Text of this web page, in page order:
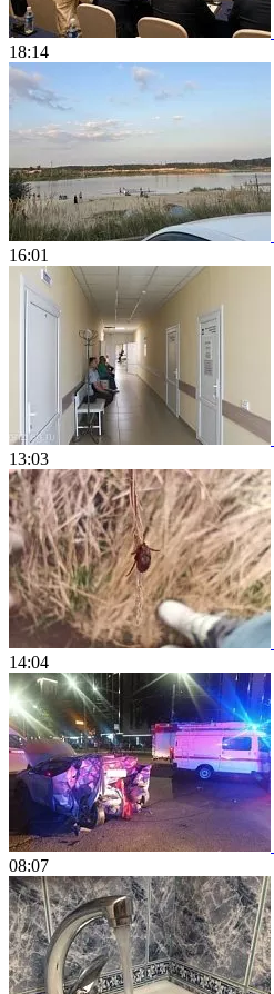
18:14
16:01
13:03
14:04
08:07